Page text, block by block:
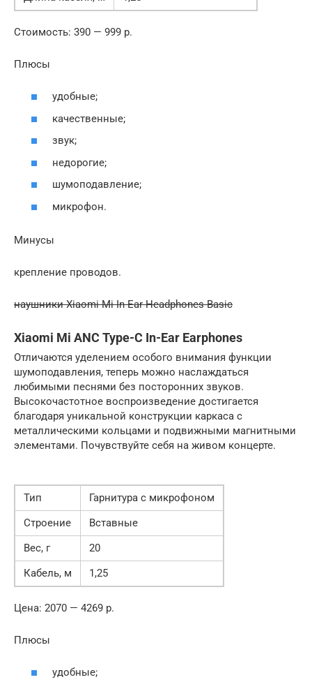
Стоимость: 390 — 999 р.
Плюсы
удобные;
качественные;
звук;
недорогие;
шумоподавление;
микрофон.
Минусы
крепление проводов.
наушники Xiaomi Mi In-Ear Headphones Basic
Xiaomi Mi ANC Type-C In-Ear Earphones
Отличаются уделением особого внимания функции
шумоподавления, теперь можно наслаждаться
любимыми песнями без посторонних звуков.
Высокочастотное воспроизведение достигается
благодаря уникальной конструкции каркаса с
металлическими кольцами и подвижными магнитными
элементами. Почувствуйте себя на живом концерте.
Тип
Гарнитура с микрофоном
Строение
Вставные
Вес, г
20
Кабель, м
1,25
Цена: 2070 — 4269 р.
Плюсы
удобные;